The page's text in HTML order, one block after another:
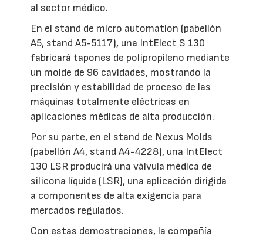
al sector médico.
En el stand de micro automation (pabellón
A5, stand A5-5117), una IntElect S 130
fabricará tapones de polipropileno mediante
un molde de 96 cavidades, mostrando la
precisión y estabilidad de proceso de las
máquinas totalmente eléctricas en
aplicaciones médicas de alta producción.
Por su parte, en el stand de Nexus Molds
(pabellón A4, stand A4-4228), una IntElect
130 LSR producirá una válvula médica de
silicona líquida (LSR), una aplicación dirigida
a componentes de alta exigencia para
mercados regulados.
Con estas demostraciones, la compañía